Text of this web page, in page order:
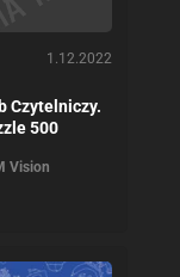
1.12.2022
Czytelniczy.
500
Vision